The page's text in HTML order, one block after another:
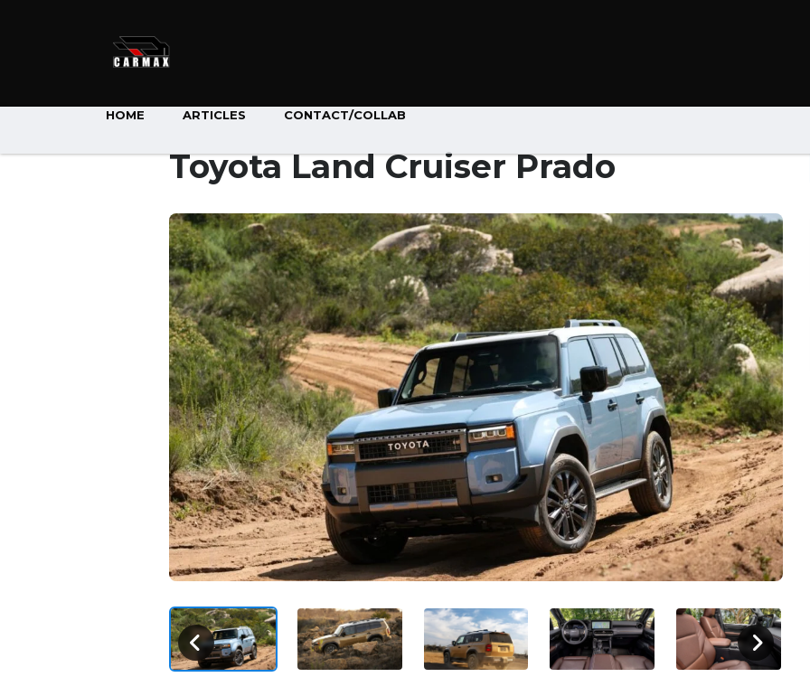
HOME ARTICLES CONTACT/COLLAB
Toyota Land Cruiser Prado